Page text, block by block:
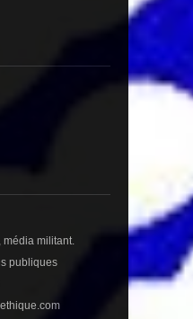
média militant.
publiques